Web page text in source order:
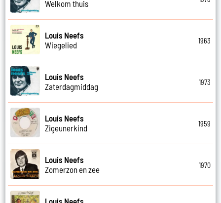
Welkom thuis
Louis Neefs
Wiegelied
1963
Louis Neefs
Zaterdagmiddag
1973
Louis Neefs
Zigeunerkind
1959
Louis Neefs
Zomerzon en zee
1970